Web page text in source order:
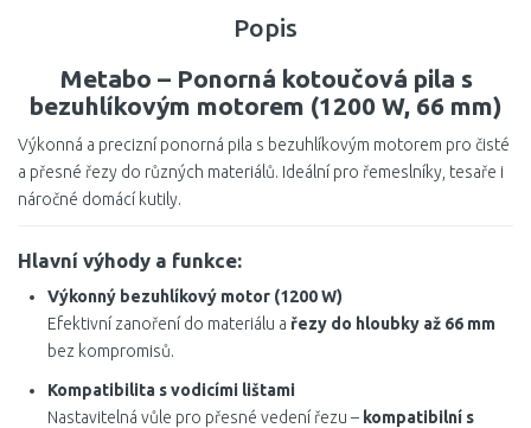
Popis
Metabo – Ponorná kotoučová pila s
bezuhlíkovým motorem (1200 W, 66 mm)
Výkonná a precizní ponorná pila s bezuhlíkovým motorem pro čisté
a přesné řezy do různých materiálů. Ideální pro řemeslníky, tesaře i
náročné domácí kutily.
Hlavní výhody a funkce:
Výkonný bezuhlíkový motor (1200 W)
Efektivní zanoření do materiálu a řezy do hloubky až 66 mm
bez kompromisů.
Kompatibilita s vodicími lištami
Nastavitelná vůle pro přesné vedení řezu – kompatibilní s